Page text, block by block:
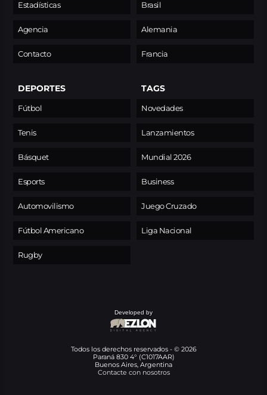
Estadísticas
Agencia
Contacto
Brasil
Alemania
Francia
DEPORTES
Fútbol
Tenis
Básquet
Esports
Automovilismo
Fútbol Americano
Rugby
TAGS
Novedades
Lanzamientos
Mundial 2026
Business
Juego Cruzado
Liga Nacional
Developed by
Todos los derechos reservados - © 2026
Paraná 830 4° (C1017AAR)
Buenos Aires, Argentina
Contacte con nosotros